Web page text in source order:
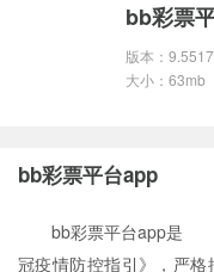
bb彩票
版本：9.5517
大小：63mb
bb彩票平台app
bb彩票平台app是 酒
冠疫情防控指引》，严